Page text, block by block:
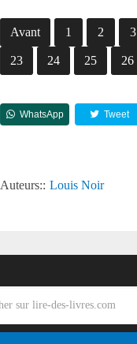
Avant 1 2 3
23 24 25 26
WhatsApp Tweet
Auteurs:: Louis Noir